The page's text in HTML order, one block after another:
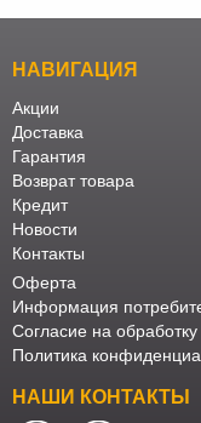
НАВИГАЦИЯ
Акции
Доставка
Гарантия
Возврат товара
Кредит
Новости
Контакты
Оферта
Информация
Согласие на
Политика
НАШИ КОНТАКТЫ